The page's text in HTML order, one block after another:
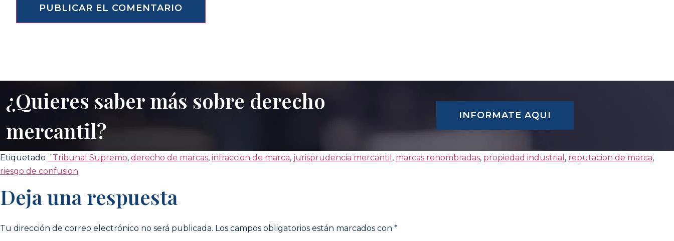
¿Quieres saber más sobre derecho
mercantil?
INFORMATE AQUI
Etiquetado ´Tribunal Supremo, derecho de marcas, infraccion de marca, jurisprudencia mercantil , marcas renombradas, propiedad industrial , reputacion de marca,
riesgo de confusion
Deja una respuesta
Tu dirección de correo electrónico no será publicada. Los campos obligatorios están marcados con *